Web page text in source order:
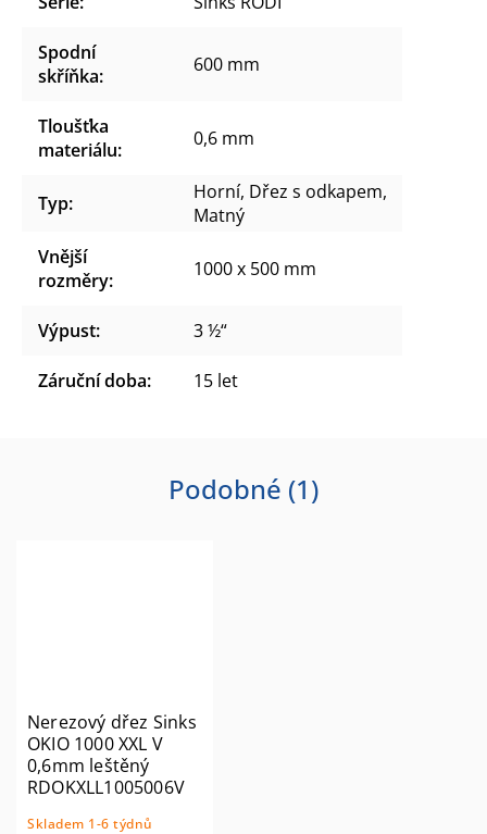
Spodní
skříňka: 600 mm
Tloušťka
materiálu: 0,6 mm
Typ:
Horní, Dřez s odkapem,
Matný
Vnější
rozměry: 1000 x 500 mm
Výpust: 3 ½“
Záruční doba: 15 let
Podobné (1)
Nerezový dřez Sinks
OKIO 1000 XXL V
0,6mm leštěný
RDOKXLL1005006V
Skladem 1-6 týdnů